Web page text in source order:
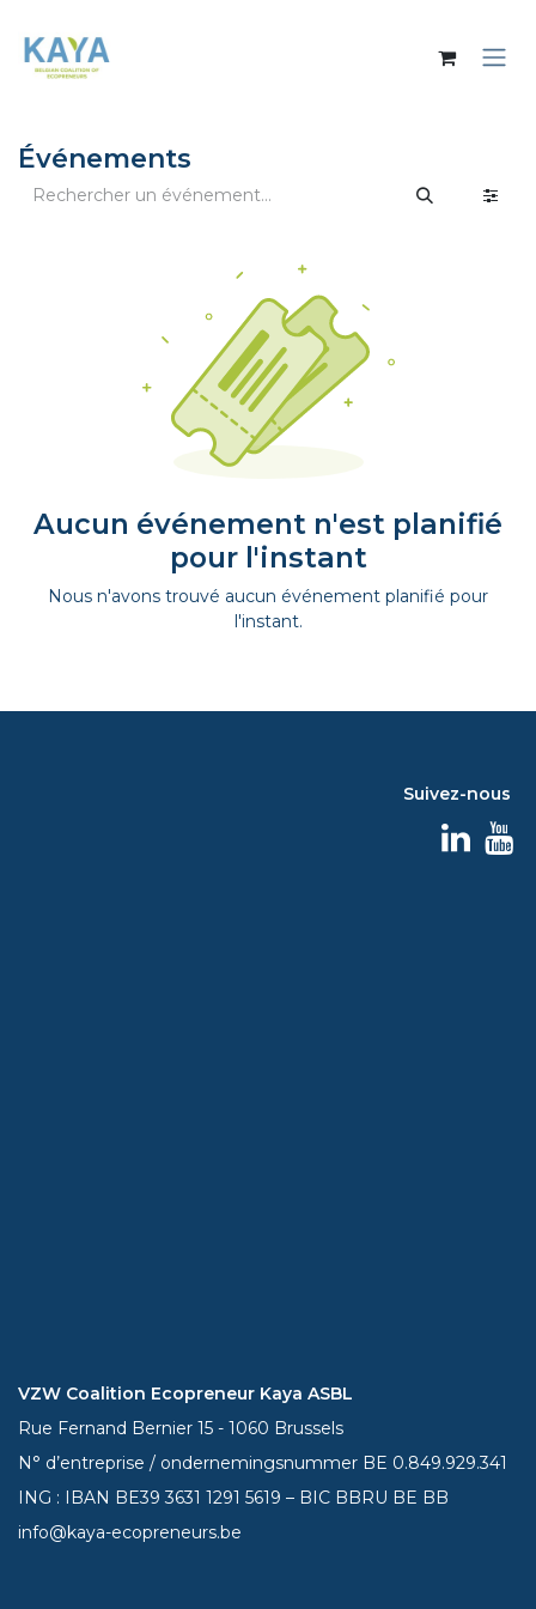
Événements
Aucun événement n'est planifié
pour l'instant
Nous n'avons trouvé aucun événement planifié pour
l'instant.
Suivez-nous
VZW Coalition Ecopreneur Kaya ASBL
Rue Fernand Bernier 15 - 1060 Brussels
N° d’entreprise / ondernemingsnummer BE 0.849.929.341
ING : IBAN BE393631 1291 5619 – BIC BBRU BE BB
info@kaya-ecopreneurs.be